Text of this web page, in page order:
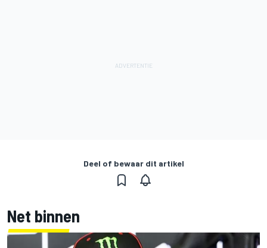
Deel of bewaar dit artikel
Net binnen